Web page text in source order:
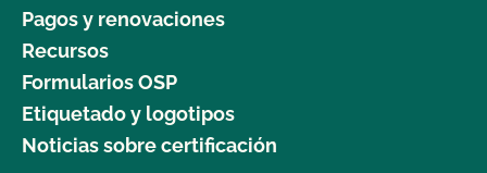
Pagos y renovaciones
Recursos
Formularios OSP
Etiquetado y logotipos
Noticias sobre certificación